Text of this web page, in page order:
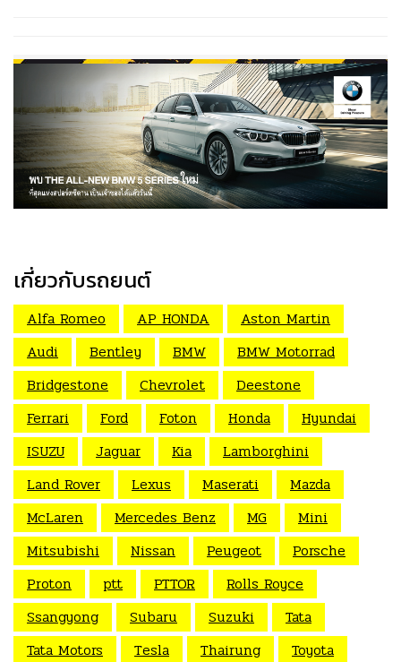
เกี่ยวกับรถยนต์
Alfa Romeo AP HONDA
Aston Martin
Audi
Bentley BMW
BMW Motorrad
Bridgestone
Chevrolet
Deestone
Ferrari
Ford Foton Honda
Hyundai
ISUZU
Jaguar Kia
Lamborghini
Land Rover
Lexus Maserati
Mazda
McLaren
Mercedes Benz MG
Mini
Mitsubishi
Nissan Peugeot
Porsche
Proton
ptt PTTOR
Rolls Royce
Ssangyong
Subaru Suzuki
Tata
Tata Motors
Tesla Thairung Toyota